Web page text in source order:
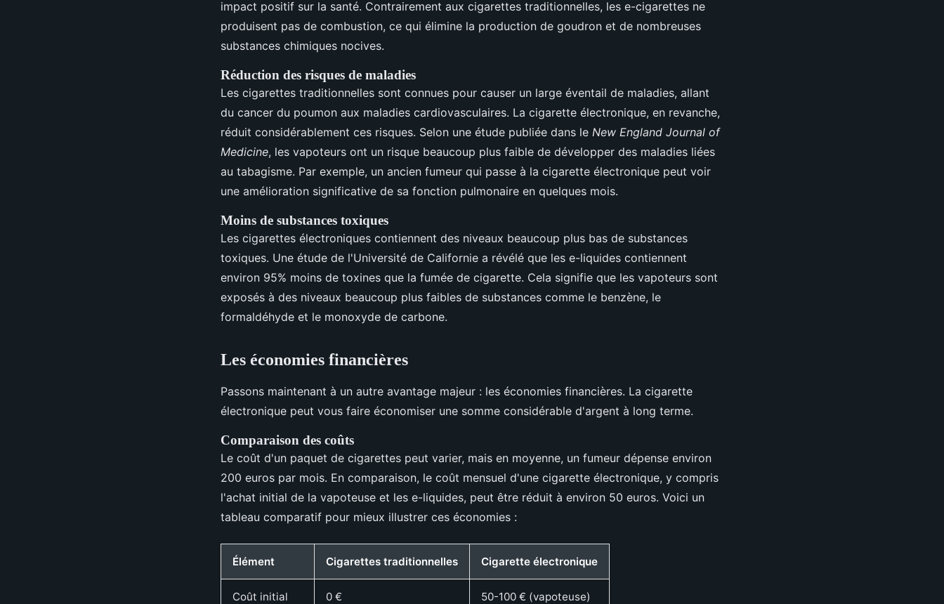
impact positif sur la santé. Contrairement aux cigarettes traditionnelles, les e-cigarettes ne
produisent pas de combustion, ce qui élimine la production de goudron et de nombreuses
substances chimiques nocives.
Réduction des risques de maladies
Les cigarettes traditionnelles sont connues pour causer un large éventail de maladies, allant
du cancer du poumon aux maladies cardiovasculaires. La cigarette électronique, en revanche,
réduit considérablement ces risques. Selon une étude publiée dans le New England Journal of
Medicine, les vapoteurs ont un risque beaucoup plus faible de développer des maladies liées
au tabagisme. Par exemple, un ancien fumeur qui passe à la cigarette électronique peut voir
une amélioration significative de sa fonction pulmonaire en quelques mois.
Moins de substances toxiques
Les cigarettes électroniques contiennent des niveaux beaucoup plus bas de substances
toxiques. Une étude de l'Université de Californie a révélé que les e-liquides contiennent
environ 95% moins de toxines que la fumée de cigarette. Cela signifie que les vapoteurs sont
exposés à des niveaux beaucoup plus faibles de substances comme le benzène, le
formaldéhyde et le monoxyde de carbone.
Les économies financières
Passons maintenant à un autre avantage majeur : les économies financières. La cigarette
électronique peut vous faire économiser une somme considérable d'argent à long terme.
Comparaison des coûts
Le coût d'un paquet de cigarettes peut varier, mais en moyenne, un fumeur dépense environ
200 euros par mois. En comparaison, le coût mensuel d'une cigarette électronique, y compris
l'achat initial de la vapoteuse et les e-liquides, peut être réduit à environ 50 euros. Voici un
tableau comparatif pour mieux illustrer ces économies :
Élément Cigarettes traditionnelles Cigarette électronique
Coût initial 0 € 50-100 € (vapoteuse)